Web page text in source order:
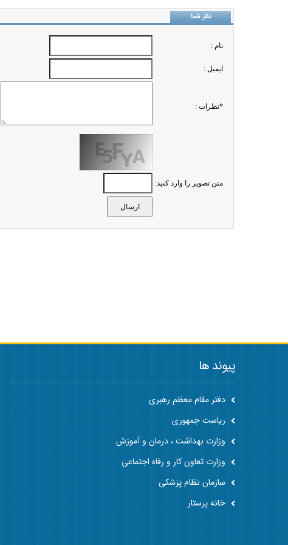
نظر شما
نام :
ايميل :
*نظرات :
متن تصویر را وارد کنید:
پیوند ها
دفتر مقام معظم رهبری
ریاست جمهوری
وزارت بهداشت ، درمان و آموزش
وزارت تعاون کار و رفاه اجتماعی
سازمان نظام پزشکی
خانه پرستار